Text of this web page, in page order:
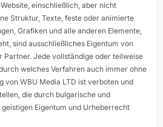
einschließlich, aber nicht
Struktur, Texte, feste oder animierte
Grafiken und alle anderen Elemente,
sind ausschließliches Eigentum von
Partner. Jede vollständige oder teilweise
welches Verfahren auch immer ohne
von WBU Media LTD ist verboten und
die durch bulgarische und
Eigentum und Urheberrecht